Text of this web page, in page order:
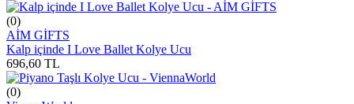
(0)
AİM GİFTS
Kalp içinde I Love Ballet Kolye Ucu
696,60 TL
(0)